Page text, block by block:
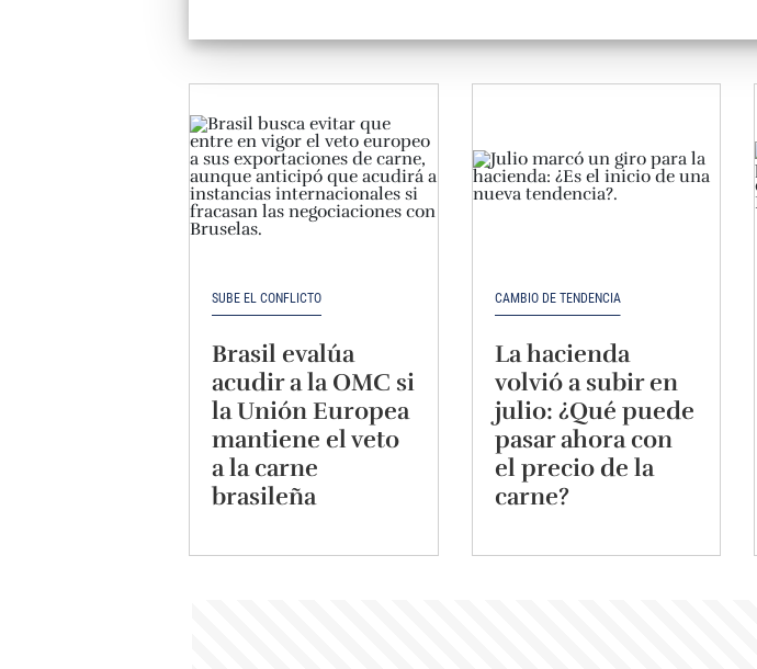
SUBE EL CONFLICTO
Brasil evalúa
acudir a la OMC si
la Unión Europea
mantiene el veto
a la carne
brasileña
CAMBIO DE TENDENCIA
La hacienda
volvió a subir en
julio: ¿Qué puede
pasar ahora con
el precio de la
carne?